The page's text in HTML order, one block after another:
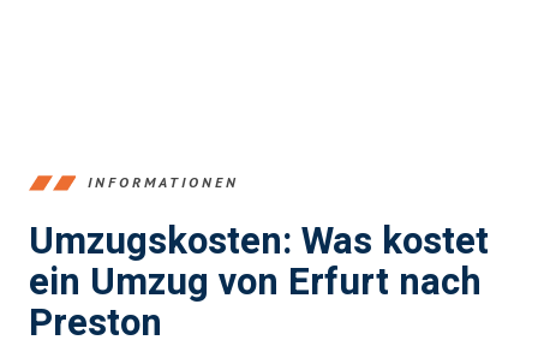
INFORMATIONEN
Umzugskosten: Was kostet
ein Umzug von Erfurt nach
Preston